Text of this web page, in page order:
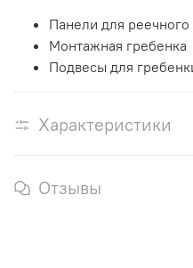
Панели для реечного
Монтажная гребенка
Подвесы для
Характеристики
Отзывы